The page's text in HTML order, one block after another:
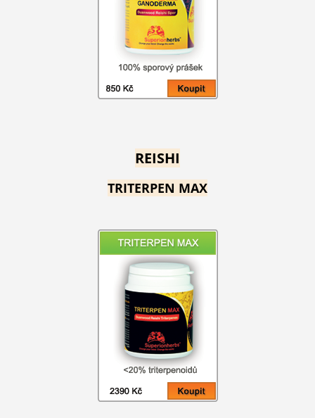
REISHI
TRITERPEN MAX